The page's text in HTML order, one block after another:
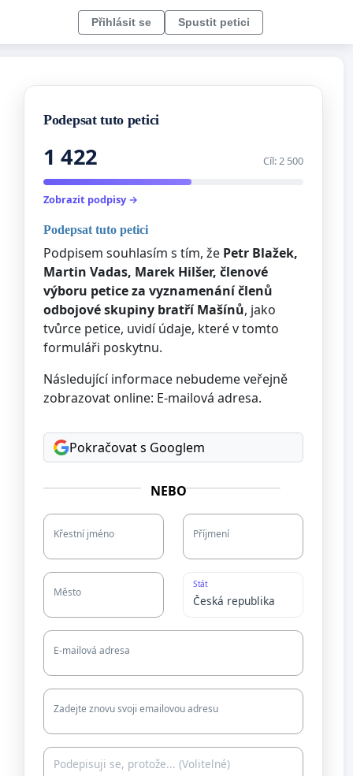
Přihlásit se Spustit petici
Podepsat tuto petici
1 422 Cíl: 2 500
Zobrazit podpisy →
Podepsat tuto petici
Podpisem souhlasím s tím, že Petr Blažek,
Martin Vadas, Marek Hilšer, členové
výboru petice za vyznamenání členů
odbojové skupiny bratří Mašínů, jako
tvůrce petice, uvidí údaje, které v tomto
formuláři poskytnu.
Následující informace nebudeme veřejně
zobrazovat online: E-mailová adresa.
Pokračovat s Googlem
NEBO
Křestní jméno Příjmení
Město
Stát
E-mailová adresa
Zadejte znovu svoji emailovou adresu